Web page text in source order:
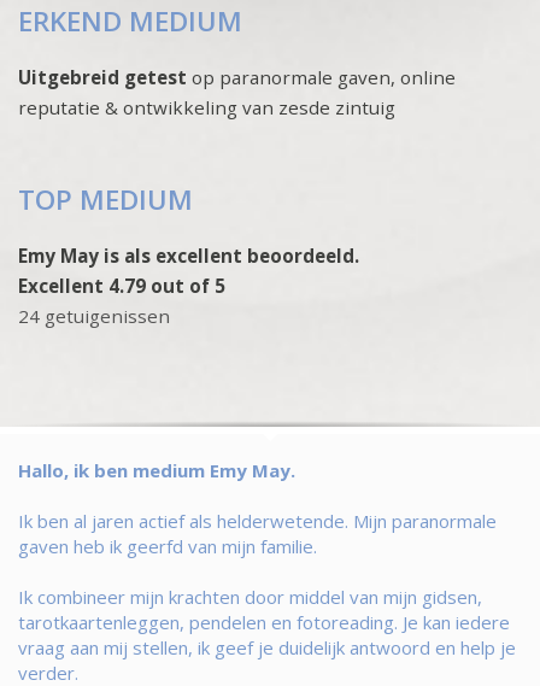
ERKEND MEDIUM
Uitgebreid getest op paranormale gaven, online
reputatie & ontwikkeling van zesde zintuig
TOP MEDIUM
Emy May is als excellent beoordeeld.
Excellent 4.79 out of 5
24 getuigenissen
Hallo, ik ben medium Emy May.
Ik ben al jaren actief als helderwetende. Mijn paranormale
gaven heb ik geerfd van mijn familie.
Ik combineer mijn krachten door middel van mijn gidsen,
tarotkaartenleggen, pendelen en fotoreading. Je kan iedere
vraag aan mij stellen, ik geef je duidelijk antwoord en help je
verder.